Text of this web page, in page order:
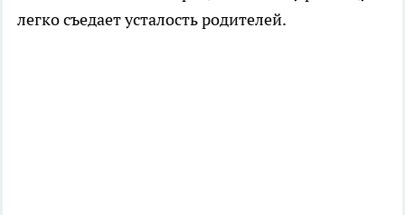
легко съедает усталость родителей.